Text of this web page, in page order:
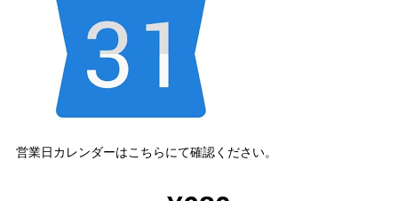
営業日カレンダーはこちらにて確認ください。